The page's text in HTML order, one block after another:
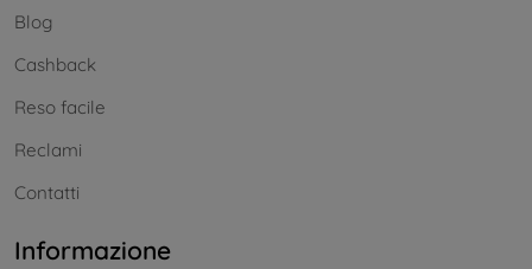
Blog
Cashback
Reso facile
Reclami
Contatti
Informazione